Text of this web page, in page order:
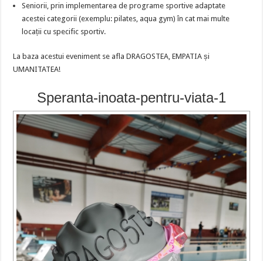
Seniorii, prin implementarea de programe sportive adaptate
acestei categorii (exemplu: pilates, aqua gym) în cat mai multe
locații cu specific sportiv.
La baza acestui eveniment se afla DRAGOSTEA, EMPATIA și
UMANITATEA!
Speranta-inoata-pentru-viata-1